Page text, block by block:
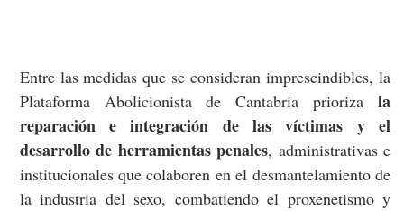
Entre las medidas que se consideran imprescindibles, la
Plataforma Abolicionista de Cantabria prioriza la
reparación e integración de las víctimas y el
desarrollo de herramientas penales, administrativas e
institucionales que colaboren en el desmantelamiento de
la industria del sexo, combatiendo el proxenetismo y